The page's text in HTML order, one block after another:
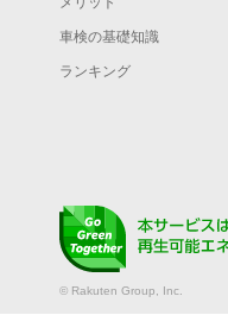
車検の基礎知識
ランキング
© Rakuten Group, Inc.